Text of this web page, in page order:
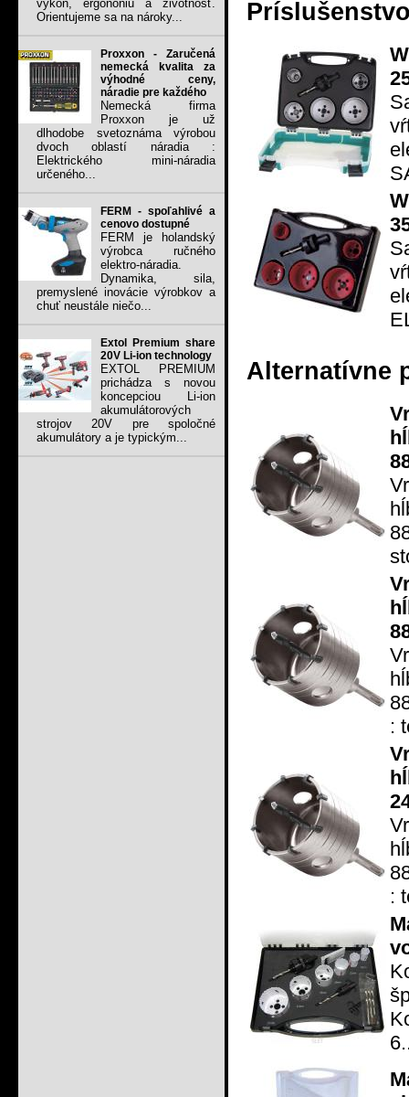
výkon, ergonóniu a životnosť.
Orientujeme sa na nároky...
Proxxon - Zaručená
nemecká kvalita za
výhodné ceny,
náradie pre každého
Nemecká firma
Proxxon je už
dlhodobe svetoznáma výrobou
dvoch oblastí náradia :
Elektrického mini-náradia
určeného...
FERM - spoľahlivé a
cenovo dostupné
FERM je holandský
výrobca ručného
elektro-náradia.
Dynamika, sila,
premyslené inovácie výrobkov a
chuť neustále niečo...
Extol Premium share
20V Li-ion technology
EXTOL PREMIUM
prichádza s novou
koncepciou Li-ion
akumulátorových
strojov 20V pre spoločné
akumulátory a je typickým...
Alternatívne
:
: